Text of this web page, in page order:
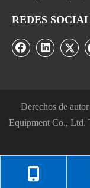
REDES
Derechos de autor
Equipment Co., Ltd.